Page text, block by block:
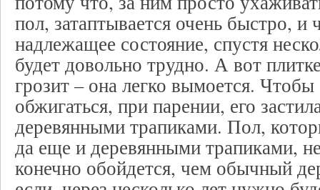
пол, затаптывается очень быстро, и
надлежащее состояние, спустя
будет довольно трудно. А вот
грозит – она легко вымоется.
обжигаться, при парении, его
деревянными трапиками. Пол,
да еще и деревянными трапиками,
конечно обойдется, чем обычный